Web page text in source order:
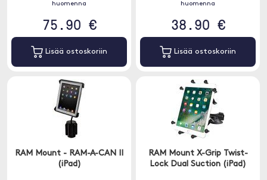
huomenna
75.90 €
Lisää ostoskoriin
huomenna
38.90 €
Lisää ostoskoriin
RAM Mount - RAM-A-CAN II
(iPad)
RAM Mount X-Grip Twist-
Lock Dual Suction (iPad)